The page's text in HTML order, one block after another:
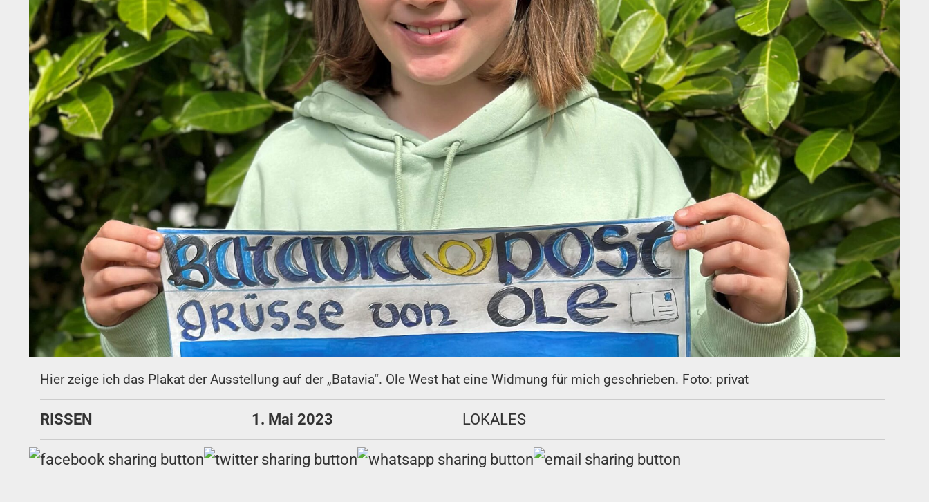
Hier zeige ich das Plakat der Ausstellung auf der „Batavia“. Ole West hat eine Widmung für mich geschrieben. Foto: privat
RISSEN 1. Mai 2023 LOKALES